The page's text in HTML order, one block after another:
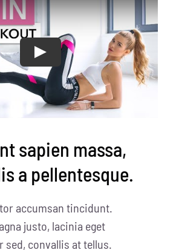
Play
sapien massa,
a pellentesque.
accumsan tincidunt.
justo, lacinia eget
sed, convallis at tellus.